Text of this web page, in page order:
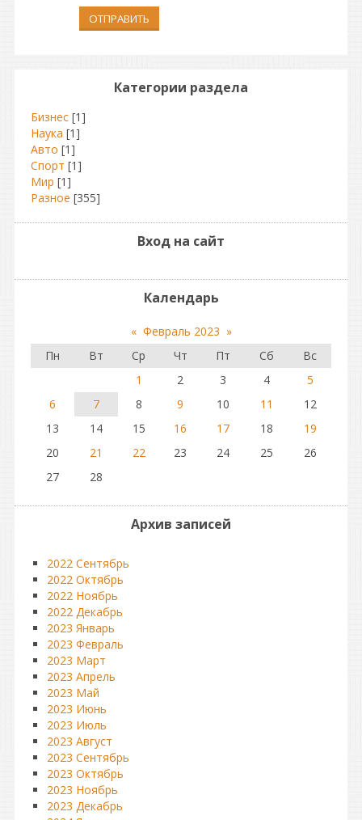
ОТПРАВИТЬ
Категории раздела
Бизнес [1]
Наука [1]
Авто [1]
Спорт [1]
Мир [1]
Разное [355]
Вход на сайт
Календарь
« Февраль 2023 »
Пн
Вт Ср Чт Пт Сб
Вс
1
2 3 4
5
6
7 8 9 10 11
12
13
14 15 16 17 18
19
20
21 22 23 24 25
26
27
28
Архив записей
2022 Сентябрь
2022 Октябрь
2022 Ноябрь
2022 Декабрь
2023 Январь
2023 Февраль
2023 Март
2023 Апрель
2023 Май
2023 Июнь
2023 Июль
2023 Август
2023 Сентябрь
2023 Октябрь
2023 Ноябрь
2023 Декабрь